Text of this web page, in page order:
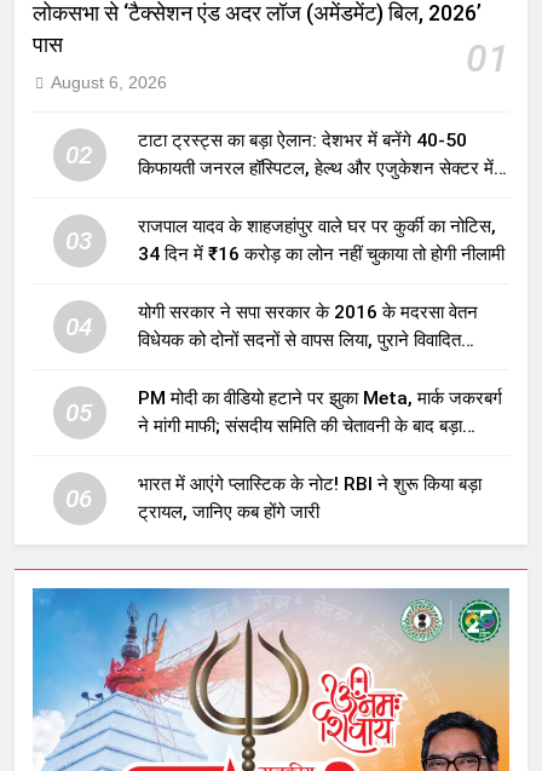
लोकसभा से ‘टैक्सेशन एंड अदर लॉज (अमेंडमेंट) बिल, 2026’
पास
01
August 6, 2026
02
टाटा ट्रस्ट्स का बड़ा ऐलान: देशभर में बनेंगे 40-50
किफायती जनरल हॉस्पिटल, हेल्थ और एजुकेशन सेक्टर में
03
राजपाल यादव के शाहजहांपुर वाले घर पर कुर्की का नोटिस,
34 दिन में ₹16 करोड़ का लोन नहीं चुकाया तो होगी नीलामी
04
योगी सरकार ने सपा सरकार के 2016 के मदरसा वेतन
विधेयक को दोनों सदनों से वापस लिया, पुराने विवादित
05
PM मोदी का वीडियो हटाने पर झुका Meta, मार्क जकरबर्ग
ने मांगी माफी; संसदीय समिति की चेतावनी के बाद बड़ा
06
भारत में आएंगे प्लास्टिक के नोट! RBI ने शुरू किया बड़ा
ट्रायल, जानिए कब होंगे जारी